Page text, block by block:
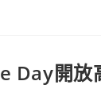
Day開放